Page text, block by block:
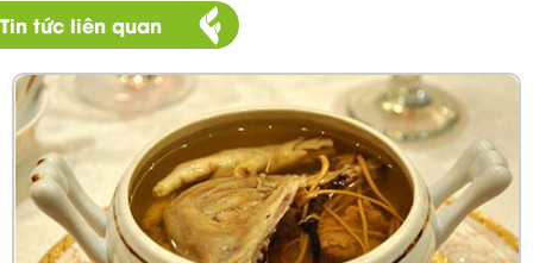
Tin tức liên quan